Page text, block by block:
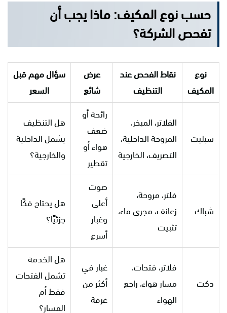
حسب نوع المكيف: ماذا يجب أن
تفحص الشركة؟
نوع
المكيف
نقاط الفحص عند
التنظيف
عرض
شائع
سؤال مهم قبل
السعر
سبليت
الفلاتر، المبخر،
المروحة الداخلية،
التصريف، الخارجية
رائحة أو
ضعف
هواء أو
تقطير
هل التنظيف
يشمل الداخلية
والخارجية؟
شباك
فلتر، مروحة،
زعانف، مجرى ماء،
تثبيت
صوت
أعلى
وغبار
أسرع
هل يحتاج فكًا
جزئيًا؟
دكت
فلاتر، فتحات،
مسار هواء، راجع
الهواء
غبار في
أكثر من
غرفة
هل الخدمة
تشمل الفتحات
فقط أم
المسار؟